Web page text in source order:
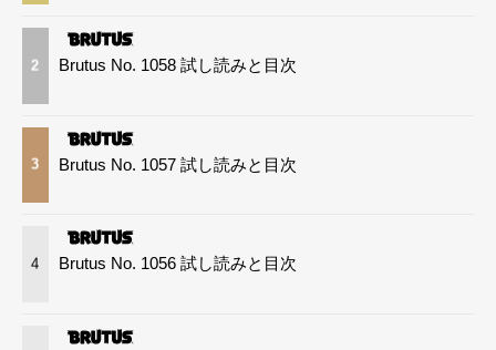
2 Brutus No. 1058 試し読みと目次
3 Brutus No. 1057 試し読みと目次
4 Brutus No. 1056 試し読みと目次